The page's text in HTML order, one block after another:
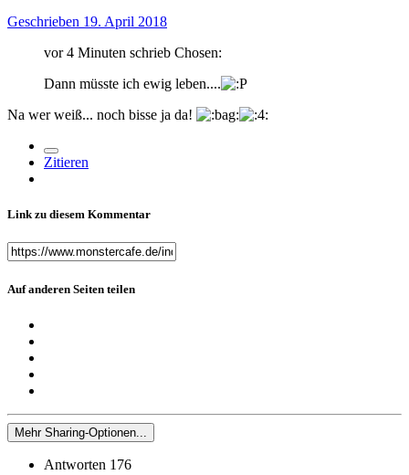
Geschrieben 19. April 2018
vor 4 Minuten schrieb Chosen:
Dann müsste ich ewig leben....
Na wer weiß... noch bisse ja da!
Zitieren
Link zu diesem Kommentar
Auf anderen Seiten teilen
Mehr Sharing-Optionen...
Antworten 176